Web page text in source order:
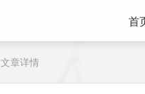
首
文章详情